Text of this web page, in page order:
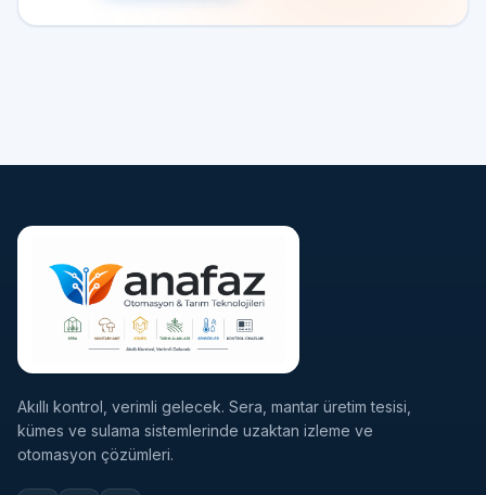
Akıllı kontrol, verimli gelecek. Sera, mantar üretim tesisi,
kümes ve sulama sistemlerinde uzaktan izleme ve
otomasyon çözümleri.